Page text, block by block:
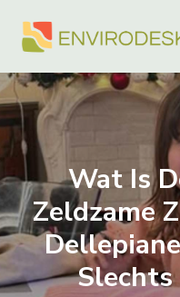
naar
Wat Is
Zeldzame
Slechts